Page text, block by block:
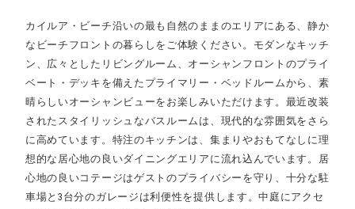
カイルア・ビーチ沿いの最も自然のままのエリアにある、静か
なビーチフロントの暮らしをご体験ください。モダンなキッチ
ン、広々としたリビングルーム、オーシャンフロントのプライ
ベート・デッキを備えたプライマリー・ベッドルームから、素
晴らしいオーシャンビューをお楽しみいただけます。最近改装
されたスタイリッシュなバスルームは、現代的な雰囲気をさら
に高めています。特注のキッチンは、集まりやおもてなしに理
想的な居心地の良いダイニングエリアに流れ込んでいます。居
心地の良いコテージはゲストのプライバシーを守り、十分な駐
車場と3台分のガレージは利便性を提供します。中庭にアクセ